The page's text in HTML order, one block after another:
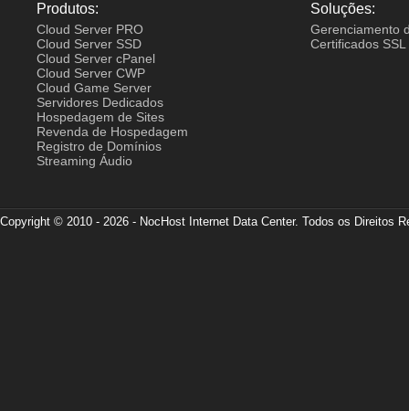
Produtos:
Cloud Server PRO
Cloud Server SSD
Cloud Server cPanel
Cloud Server CWP
Cloud Game Server
Servidores Dedicados
Hospedagem de Sites
Revenda de Hospedagem
Registro de Domínios
Streaming Áudio
Soluções:
Gerenciamento
Certificados SSL
Copyright © 2010 - 2026 - NocHost Internet Data Center. Todos os Direitos